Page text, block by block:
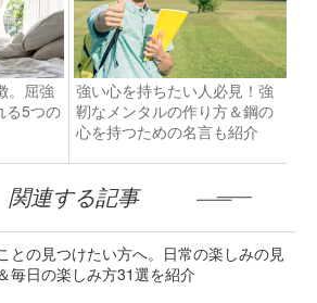
。屈強
る5つの
強い心を持ちたい人必見！強
靭なメンタルの作り方＆鋼の
心を持つための名言も紹介
関連する記事
との見つけたい方へ。日常の楽しみの見
毎日の楽しみ方31選を紹介